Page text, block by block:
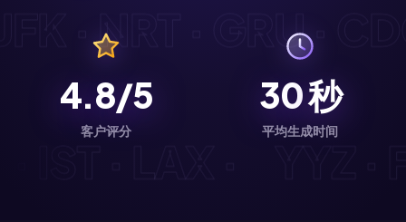
NRT · GRU · CDG
· IST · LAX ·
4.8/5
客户评分
30秒
平均生成时间